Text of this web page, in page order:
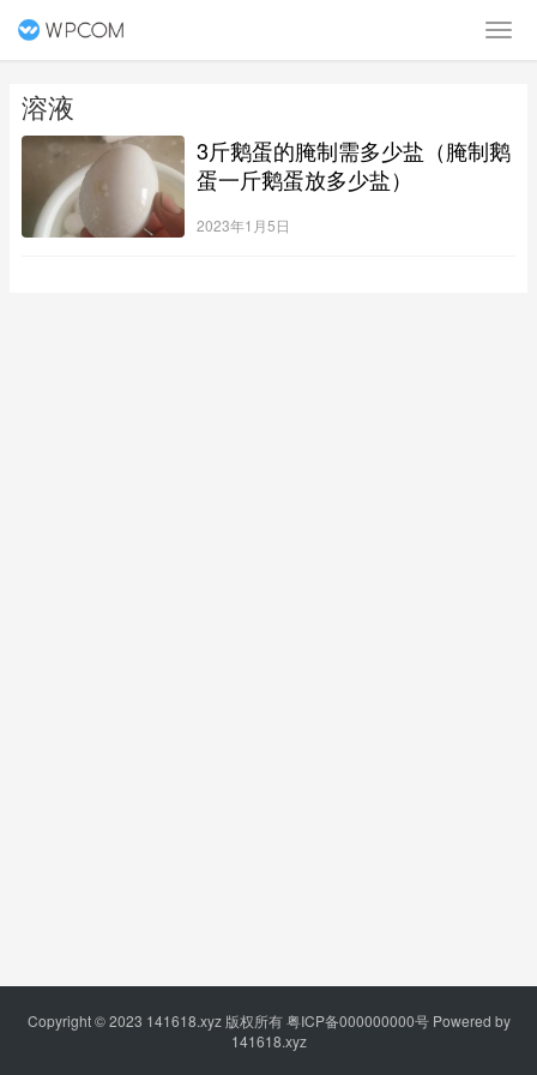
溶液
3斤鹅蛋的腌制需多少盐（腌制鹅
蛋一斤鹅蛋放多少盐）
2023年1月5日
Copyright © 2023 141618.xyz版权所有粤ICP备000000000号Powered by
141618.xyz